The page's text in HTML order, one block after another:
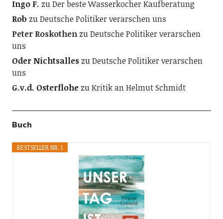
Ingo F. zuDer beste Wasserkocher Kaufberatung
Rob zuDeutsche Politiker verarschen uns
Peter RoskothenzuDeutsche Politiker verarschen
uns
Oder NichtsalleszuDeutsche Politiker verarschen
uns
G.v.d. OsterflohezuKritik an Helmut Schmidt
Buch
BESTSELLER NR. 1